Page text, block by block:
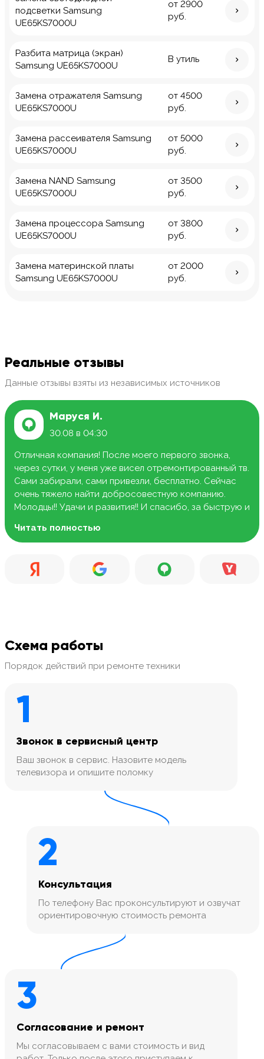
подсветки Samsung
UE65KS7000U
от 2900
руб.
Разбита матрица (экран)
Samsung UE65KS7000U
В утиль
Замена отражателя Samsung
UE65KS7000U
от 4500
руб.
Замена рассеивателя Samsung
UE65KS7000U
от 5000
руб.
Замена NAND Samsung
UE65KS7000U
от 3500
руб.
Замена процессора Samsung
UE65KS7000U
от 3800
руб.
Замена материнской платы
Samsung UE65KS7000U
от 2000
руб.
Реальные отзывы
Данные отзывы взяты из независимых источников
Маруся И.
30.08 в 04:30
Отличная компания! После моего первого звонка,
через сутки, у меня уже висел отремонтированный тв.
Сами забирали, сами привезли, бесплатно. Сейчас
очень тяжело найти добросовестную компанию.
Молодцы!! Удачи и развития!! И спасибо, за быструю и
Читать полностью
Схема работы
Порядок действий при ремонте техники
1
Звонок в сервисный центр
Ваш звонок в сервис. Назовите модель
телевизора и опишите поломку
2
Консультация
По телефону Вас проконсультируют и озвучат
ориентировочную стоимость ремонта
3
Согласование и ремонт
Мы согласовываем с вами стоимость и вид